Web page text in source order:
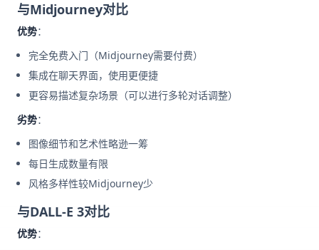
与Midjourney对比
优势：
完全免费入门（Midjourney需要付费）
集成在聊天界面，使用更便捷
更容易描述复杂场景（可以进行多轮对话调整）
劣势：
图像细节和艺术性略逊一筹
每日生成数量有限
风格多样性较Midjourney少
与DALL-E 3对比
优势：